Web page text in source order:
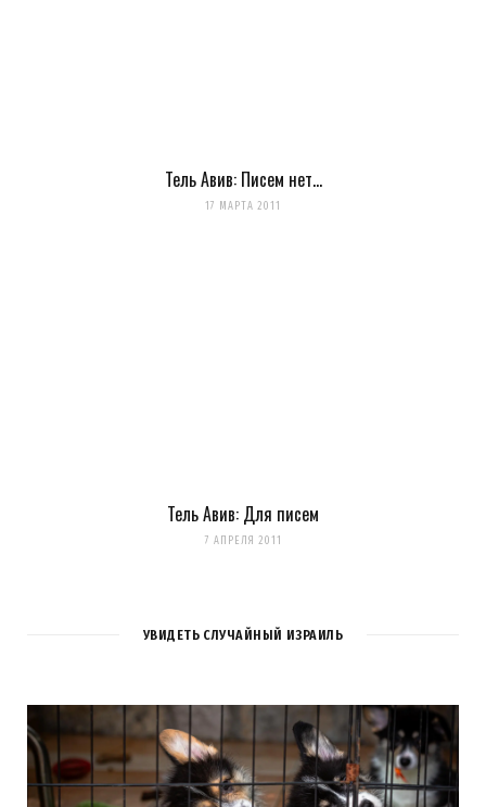
Тель Авив: Писем нет…
17 МАРТА 2011
Тель Авив: Для писем
7 АПРЕЛЯ 2011
УВИДЕТЬ СЛУЧАЙНЫЙ ИЗРАИЛЬ